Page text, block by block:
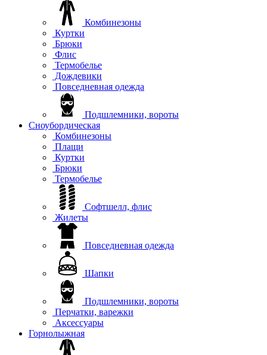
Комбинезоны
Куртки
Брюки
Флис
Термобелье
Дождевики
Повседневная одежда
Подшлемники, вороты
Сноубордическая
Комбинезоны
Плащи
Куртки
Брюки
Термобелье
Софтшелл, флис
Жилеты
Повседневная одежда
Шапки
Подшлемники, вороты
Перчатки, варежки
Аксессуары
Горнолыжная